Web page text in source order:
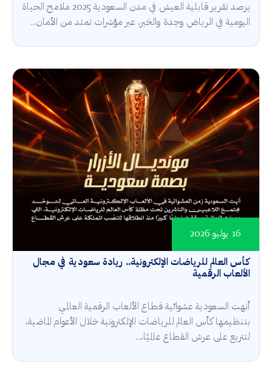
يرصد تقرير قابلية العيش في مدن السعودية 2025 ملامح الحياة
اليومية في الرياض وجدة والخبر، عبر مؤشرات تمتد من الأمان...
كأس العالم للرياضات الإلكترونية.. ريادة سعودية في مجال
الألعاب الرقمية
16 يوليو 2026
أنهت السعودية عشوائية قطاع الألعاب الرقمية العالمي
بتنظيمها كأس العالم للرياضات الإلكترونية خلال الأعوام الماضية،
لتتربع على عرش القطاع عالميًا،...